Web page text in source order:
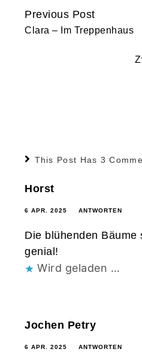
Continue
Reading
Previous Post
Clara – Im Treppenhaus
This Post Has 3
Horst
6 APR. 2025 ANTWORTEN
Die blühenden Bäume
genial!
Wird geladen …
Jochen Petry
6 APR. 2025 ANTWORTEN